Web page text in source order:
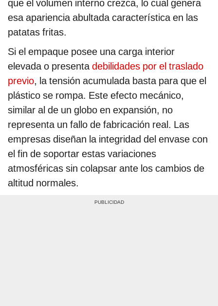
que el volumen interno crezca, lo cual genera
esa apariencia abultada característica en las
patatas fritas.
Si el empaque posee una carga interior
elevada o presentadebilidades por el traslado
previo, la tensión acumulada basta para que el
plástico se rompa. Este efecto mecánico,
similar al de un globo en expansión, no
representa un fallo de fabricación real. Las
empresas diseñan la integridad del envase con
el fin de soportar estas variaciones
atmosféricas sin colapsar ante los cambios de
altitud normales.